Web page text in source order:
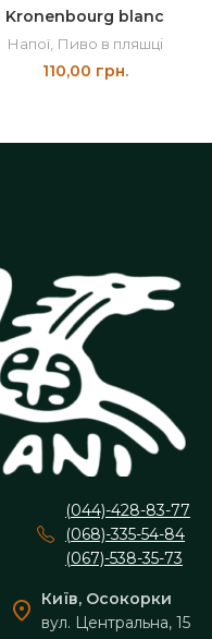
Kronenbourg blanc
Напої Пиво в пляшці
110,00 грн.
(044)-428-83-77
(068)-335-54-84
(067)-538-35-73
Київ, Осокорки
вул. Центральна, 15